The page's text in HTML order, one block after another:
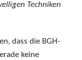
Techniken
dass die BGH-
keine